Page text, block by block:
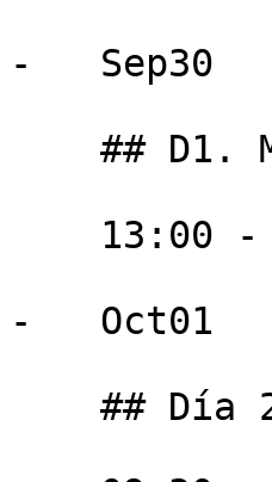
-   Sep30
-   Oct01